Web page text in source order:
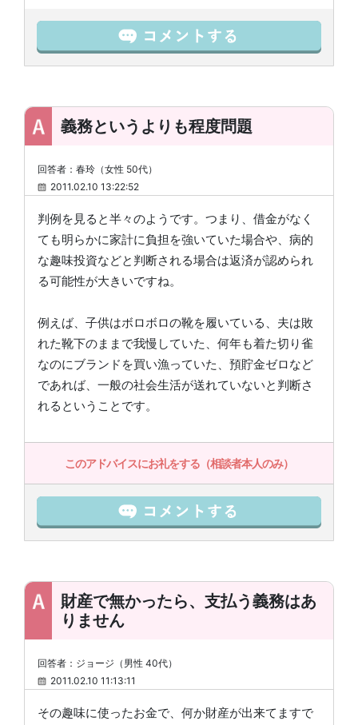
義務というよりも程度問題
回答者：春玲（女性 50代）
2011.02.10 13:22:52
判例を見ると半々のようです。つまり、借金がなく
ても明らかに家計に負担を強いていた場合や、病的
な趣味投資などと判断される場合は返済が認められ
る可能性が大きいですね。
例えば、子供はボロボロの靴を履いている、夫は敗
れた靴下のままで我慢していた、何年も着た切り雀
なのにブランドを買い漁っていた、預貯金ゼロなど
であれば、一般の社会生活が送れていないと判断さ
れるということです。
このアドバイスにお礼をする（相談者本人のみ）
財産で無かったら、支払う義務はあ
りません
回答者：ジョージ（男性 40代）
2011.02.10 11:13:11
その趣味に使ったお金で、何か財産が出来てますで